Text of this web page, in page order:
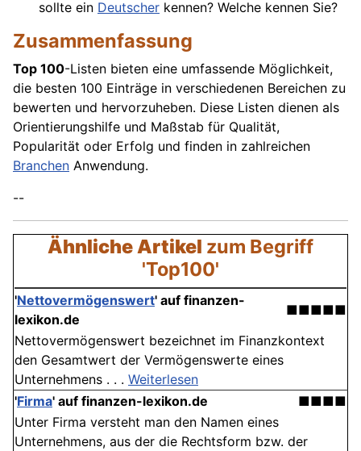
sollte ein Deutscher kennen? Welche kennen Sie?
Zusammenfassung
Top 100-Listen bieten eine umfassende Möglichkeit,
die besten 100 Einträge in verschiedenen Bereichen zu
bewerten und hervorzuheben. Diese Listen dienen als
Orientierungshilfe und Maßstab für Qualität,
Popularität oder Erfolg und finden in zahlreichen
Branchen Anwendung.
--
Ähnliche Artikel zum Begriff
'Top100'
'Nettovermögenswert' auf finanzen-
lexikon.de
■■■■■
Nettovermögenswert bezeichnet im Finanzkontext
den Gesamtwert der Vermögenswerte eines
Unternehmens . . . Weiterlesen
'Firma' auf finanzen-lexikon.de
■■■■
Unter Firma versteht man den Namen eines
Unternehmens, aus der die Rechtsform bzw. der